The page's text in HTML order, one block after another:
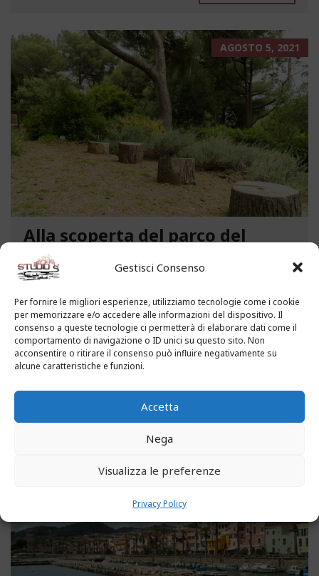
Gestisci Consenso
Per fornire le migliori esperienze, utilizziamo tecnologie come i cookie
per memorizzare e/o accedere alle informazioni del dispositivo. Il
consenso a queste tecnologie ci permetterà di elaborare dati come il
comportamento di navigazione o ID unici su questo sito. Non
acconsentire o ritirare il consenso può influire negativamente su
alcune caratteristiche e funzioni.
Accetta
Nega
Visualizza le preferenze
Privacy Policy
AGOSTO 5, 2021
Alla scoperta del parco del
Benessere “Giacomo Filippo
Novaro” a Costarainera
A pochi passi dal mare, un angolo verde di
paradiso affascina i visitatori. Stiamo parlando del
Parco del Benessere “Giacomo Filippo Novaro” di
Costarainera nella Riviera dei Fiori. Un tempo
parco degli ex ospedali Novaro e...